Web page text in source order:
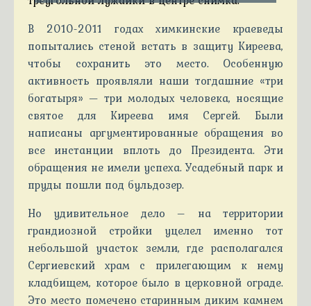
В 2010-2011 годах химкинские краеведы
попытались стеной встать в защиту Киреева,
чтобы сохранить это место. Особенную
активность проявляли наши тогдашние «три
богатыря» — три молодых человека, носящие
святое для Киреева имя Сергей. Были
написаны аргументированные обращения во
все инстанции вплоть до Президента. Эти
обращения не имели успеха. Усадебный парк и
пруды пошли под бульдозер.
Но удивительное дело – на территории
грандиозной стройки уцелел именно тот
небольшой участок земли, где располагался
Сергиевский храм с прилегающим к нему
кладбищем, которое было в церковной ограде.
Это место помечено старинным диким камнем